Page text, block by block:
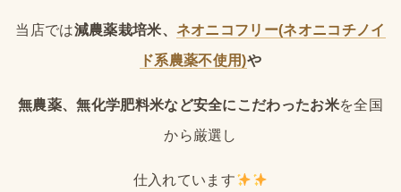
当店では減農薬栽培米、 ネオニコフリー(ネオニコチノイ
ド系農薬不使用)や
無農薬、無化学肥料米など安全にこだわったお米を全国
から厳選し
仕入れています